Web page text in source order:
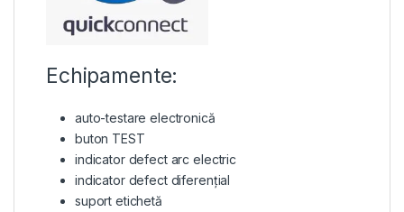
Echipamente:
auto-testare electronică
buton TEST
indicator defect arc electric
indicator defect diferențial
suport etichetă